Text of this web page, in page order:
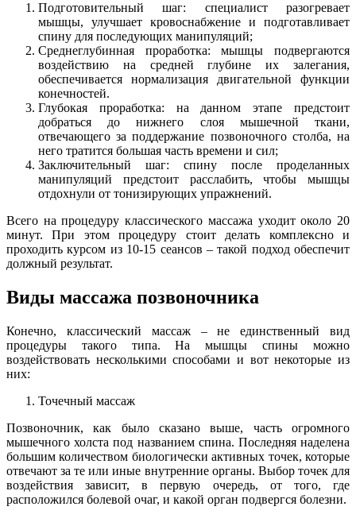
Подготовительный шаг: специалист разогревает
мышцы, улучшает кровоснабжение и подготавливает
спину для последующих манипуляций;
Среднеглубинная проработка: мышцы подвергаются
воздействию на средней глубине их залегания,
обеспечивается нормализация двигательной функции
конечностей.
Глубокая проработка: на данном этапе предстоит
добраться до нижнего слоя мышечной ткани,
отвечающего за поддержание позвоночного столба, на
него тратится большая часть времени и сил;
Заключительный шаг: спину после проделанных
манипуляций предстоит расслабить, чтобы мышцы
отдохнули от тонизирующих упражнений.
Всего на процедуру классического массажа уходит около 20
минут. При этом процедуру стоит делать комплексно и
проходить курсом из 10-15 сеансов – такой подход обеспечит
должный результат.
Виды массажа позвоночника
Конечно, классический массаж – не единственный вид
процедуры такого типа. На мышцы спины можно
воздействовать несколькими способами и вот некоторые из
них:
Точечный массаж
Позвоночник, как было сказано выше, часть огромного
мышечного холста под названием спина. Последняя наделена
большим количеством биологически активных точек, которые
отвечают за те или иные внутренние органы. Выбор точек для
воздействия зависит, в первую очередь, от того, где
расположился болевой очаг, и какой орган подвергся болезни.